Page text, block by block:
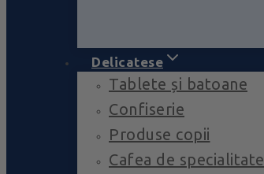
Delicatese
Tablete și batoane
Confiserie
Produse copii
Cafea de specialitate